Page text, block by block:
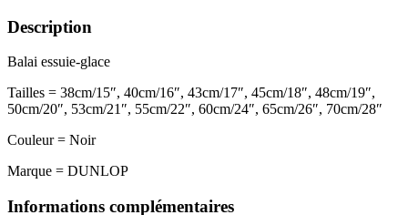
Description
Balai essuie-glace
Tailles = 38cm/15″, 40cm/16″, 43cm/17″, 45cm/18″, 48cm/19″,
50cm/20″, 53cm/21″, 55cm/22″, 60cm/24″, 65cm/26″, 70cm/28″
Couleur= Noir
Marque = DUNLOP
Informations complémentaires